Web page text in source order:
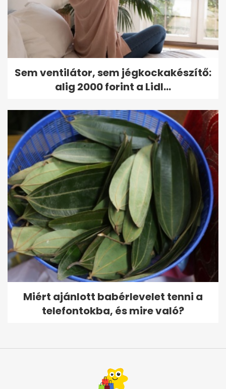
Sem ventilátor, sem jégkockakészítő:
alig 2000 forint a Lidl...
Miért ajánlott babérlevelet tenni a
telefontokba, és mire való?